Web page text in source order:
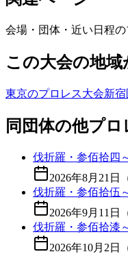
会場・団体・近い日程
この大会の地域
東京のプロレス大会新
同団体の他プ
伐折羅・参佰拾四
2026年8月21日
伐折羅・参佰拾伍
2026年9月11日
伐折羅・参佰拾漆
2026年10月2日